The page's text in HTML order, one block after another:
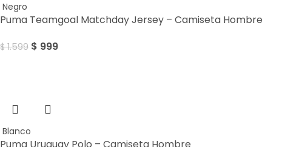
Negro
Puma Teamgoal Matchday Jersey – Camiseta Hombre
$1.599 $ 999
Blanco